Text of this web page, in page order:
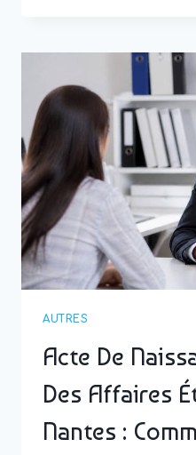
:
OÙ
LA
ET
AUTRES
Acte De
Des Affaires
Nantes :